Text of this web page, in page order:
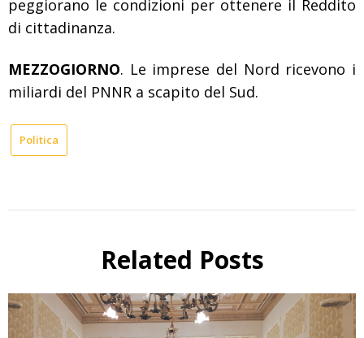
peggiorano le condizioni per ottenere il Reddito
di cittadinanza.
MEZZOGIORNO. Le imprese del Nord ricevono i
miliardi del PNNR a scapito del Sud.
Politica
Related Posts